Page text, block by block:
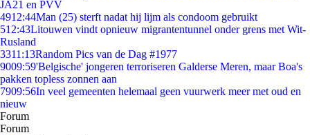
JA21 en PVV
4912:44Man (25) sterft nadat hij lijm als condoom gebruikt
512:43Litouwen vindt opnieuw migrantentunnel onder grens met Wit-
Rusland
3311:13Random Pics van de Dag #1977
9009:59'Belgische' jongeren terroriseren Galderse Meren, maar Boa's
pakken topless zonnen aan
7909:56In veel gemeenten helemaal geen vuurwerk meer met oud en
nieuw
Forum
Forum